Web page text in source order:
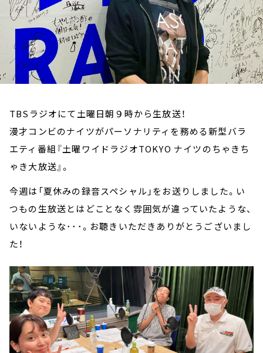
TBSラジオにて土曜日朝９時から生放送！
漫才コンビのナイツがパーソナリティを務める新型バラ
エティ番組『土曜ワイドラジオTOKYO ナイツのちゃきち
ゃき大放送』。
今週は「夏休みの録音スペシャル」をお送りしました。い
つもの生放送とはどことなく雰囲気が違っていたような、
いないような･･･。お聴きいただきありがとうございまし
た！